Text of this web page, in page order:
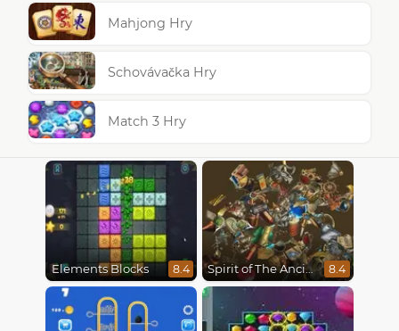
Mahjong Hry
Schovávačka Hry
Match 3 Hry
Elements Blocks 8.4 Spirit of The Ancient Forest 8.4